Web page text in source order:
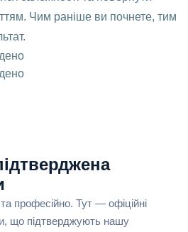
Чим раніше ви почнете, тим
професійно. Тут — офіційні
що підтверджують нашу